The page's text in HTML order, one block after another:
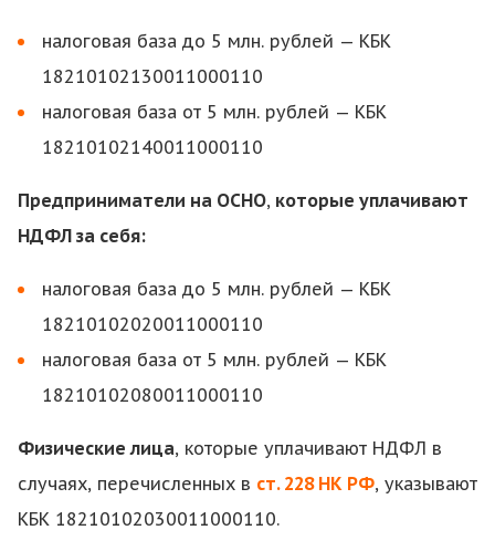
налоговая база до 5 млн. рублей — КБК
18210102130011000110
налоговая база от 5 млн. рублей — КБК
18210102140011000110
Предприниматели на ОСНО, которые уплачивают
НДФЛ за себя:
налоговая база до 5 млн. рублей — КБК
18210102020011000110
налоговая база от 5 млн. рублей — КБК
18210102080011000110
Физические лица, которые уплачивают НДФЛ в
случаях, перечисленных в ст. 228 НК РФ, указывают
КБК 18210102030011000110.